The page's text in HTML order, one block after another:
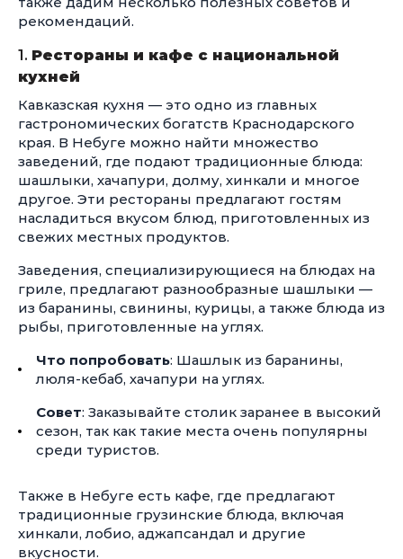
рекомендаций.
1. Рестораны и кафе с национальной
кухней
Кавказская кухня — это одно из главных
гастрономических богатств Краснодарского
края. В Небуге можно найти множество
заведений, где подают традиционные блюда:
шашлыки, хачапури, долму, хинкали и многое
другое. Эти рестораны предлагают гостям
насладиться вкусом блюд, приготовленных из
свежих местных продуктов.
Заведения, специализирующиеся на блюдах на
гриле, предлагают разнообразные шашлыки —
из баранины, свинины, курицы, а также блюда из
рыбы, приготовленные на углях.
Что попробовать: Шашлык из баранины,
люля-кебаб, хачапури на углях.
Совет: Заказывайте столик заранее в высокий
сезон, так как такие места очень популярны
среди туристов.
Также в Небуге есть кафе, где предлагают
традиционные грузинские блюда, включая
хинкали, лобио, аджапсандал и другие
вкусности.